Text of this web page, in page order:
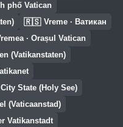
phố Vatican
🇷🇸 Vreme · Ватикан
· Orașul Vatican
(Vatikanstaten)
State (Holy See)
(Vaticaanstad)
Vatikanstadt